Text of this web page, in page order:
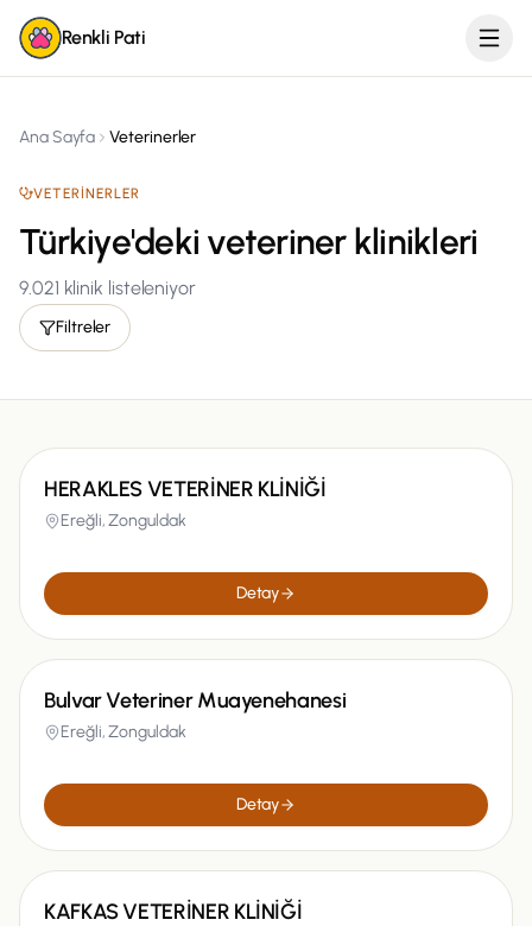
Renkli Pati
Ana Sayfa Veterinerler
VETERINERLER
Türkiye'deki veteriner klinikleri
9.021 klinik listeleniyor
Filtreler
HERAKLES VETERİNER KLİNİĞİ
Ereğli,Zonguldak
Detay
Bulvar Veteriner Muayenehanesi
Ereğli,Zonguldak
Detay
KAFKAS VETERİNER KLİNİĞİ